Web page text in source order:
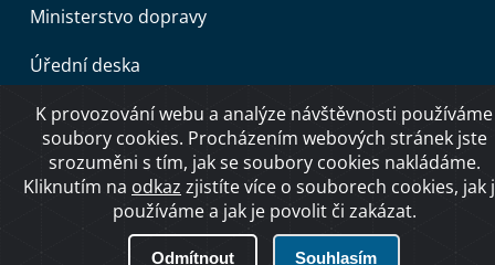
Ministerstvo dopravy
Úřední deska
Copyright © 2026 Ministerstvo dopravy ČR
O přístupnosti
K provozování webu a analýze návštěvnosti používáme
soubory cookies. Procházením webových stránek jste
srozuměni s tím, jak se soubory cookies nakládáme.
Kliknutím na odkaz zjistíte více o souborech cookies, jak
používáme a jak je povolit či zakázat.
Odmítnout Souhlasím